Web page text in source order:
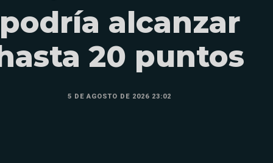
podría alcanzar
20 puntos
5 DE AGOSTO DE 2026 23:02